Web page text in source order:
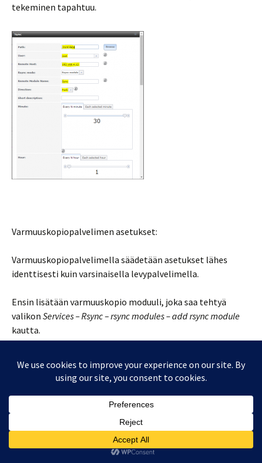
tekeminen tapahtuu.
Varmuuskopiopalvelimen asetukset:
Varmuuskopiopalvelimella säädetään asetukset lähes
identtisesti kuin varsinaisella levypalvelimella.
Ensin lisätään varmuuskopio moduuli, joka saa tehtyä
valikon Services – Rsync – rsync modules – add rsync module
kautta.
Polun ei tarvitse olla identtinen varsinaisen levypalvelimen